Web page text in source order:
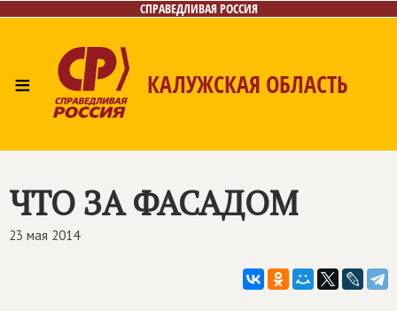
СПРАВЕДЛИВАЯ РОССИЯ
≡ КАЛУЖСКАЯ ОБЛАСТЬ
Контакты
ЧТО ЗА ФАСАДОМ
23 мая 2014